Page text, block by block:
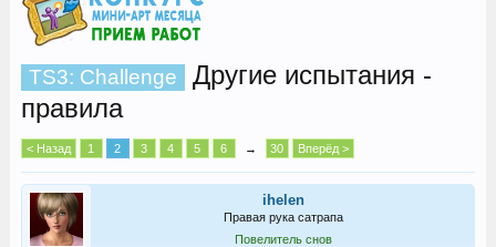
TS3: Challenge
Другие испытания -
правила
< Назад 1 2 3 4 5 6 → 30 Вперёд >
ihelen
Правая рука сатрапа
Повелитель снов